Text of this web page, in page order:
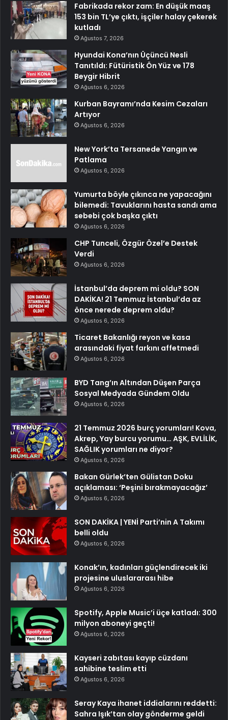
Fabrikada rekor zam: En düşük maaş
153 bin TL’ye çıktı, işçiler halay çekerek
kutladı
Ağustos 7, 2026
Hyundai Kona’nın Üçüncü Nesli
Tanıtıldı: Fütüristik Ön Yüz ve 178
Beygir Hibrit
Ağustos 6, 2026
Kurban Bayramı’nda Kesim Cezaları
Artıyor
Ağustos 6, 2026
New York’ta Tersanede Yangın ve
Patlama
Ağustos 6, 2026
Yumurta böyle çıkınca ne yapacağını
bilemedi: Tavuklarını hasta sandı ama
sebebi çok başka çıktı
Ağustos 6, 2026
CHP Tunceli, Özgür Özel’e Destek
Verdi
Ağustos 6, 2026
İstanbul’da deprem mi oldu? SON
DAKİKA! 21 Temmuz İstanbul’da az
önce nerede deprem oldu?
Ağustos 6, 2026
Ticaret Bakanlığı reyon ve kasa
arasındaki fiyat farkını affetmedi
Ağustos 6, 2026
BYD Tang’ın Altından Düşen Parça
Sosyal Medyada Gündem Oldu
Ağustos 6, 2026
21 Temmuz 2026 burç yorumları! Kova,
Akrep, Yay burcu yorumu… AŞK, EVLİLİK,
SAĞLIK yorumları ne diyor?
Ağustos 6, 2026
Bakan Gürlek’ten Gülistan Doku
açıklaması: ‘Peşini bırakmayacağız’
Ağustos 6, 2026
SON DAKİKA | YENİ Parti’nin A Takımı
belli oldu
Ağustos 6, 2026
Konak’ın, kadınları güçlendirecek iki
projesine uluslararası hibe
Ağustos 6, 2026
Spotify, Apple Music’i üçe katladı: 300
milyon aboneyi geçti!
Ağustos 6, 2026
Kayseri zabıtası kayıp cüzdanı
sahibine teslim etti
Ağustos 6, 2026
Seray Kaya ihanet iddialarını reddetti:
Sahra Işık’tan olay gönderme geldi